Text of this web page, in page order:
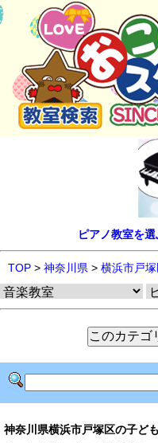
ピアノ教室を
TOP > 神奈川県 > 横浜市戸
神奈川県横浜市戸塚区の子ど